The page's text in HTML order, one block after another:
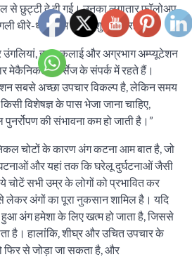
से छुट्टी दे दी गई। उनका लगातार फॉलोअप
धीरे-धीरे काम करना शुरू कर रही है।”
उंगलियां, हाथ, कलाई और अग्रभाग अम्प्यूटेशन
मेकैनिकल फोर्सेज के संपर्क में रहते हैं।
सबसे अच्छा उपचार विकल्प है, लेकिन समय
विशेषज्ञ के पास भेजा जाना चाहिए,
की संभावना कम हो जाती है।”
चोटों के कारण अंग कटना आम बात है, जो
और यहां तक ​​कि घरेलू दुर्घटनाओं जैसी
ये चोटें सभी उम्र के लोगों को प्रभावित कर
लेकर अंगों का पूरा नुकसान शामिल है। यदि
हुआ अंग हमेशा के लिए खत्म हो जाता है, जिससे
है। हालांकि, शीघ्र और उचित उपचार के
से जोड़ा जा सकता है, और